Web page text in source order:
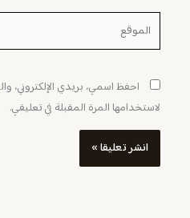
الموقع
احفظ اسمي، بريدي الإلكتروني،
لاستخدامها المرة المقبلة في تعليقي.